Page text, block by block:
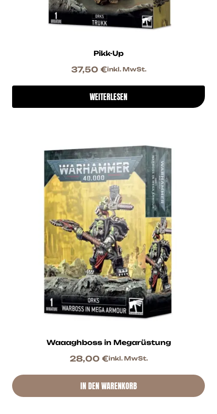
Pikk-Up
37,50 €inkl. MwSt.
WEITERLESEN
Waaaghboss in Megarüstung
28,00 €inkl. MwSt.
IN DEN WARENKORB